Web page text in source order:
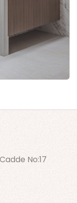
No:17